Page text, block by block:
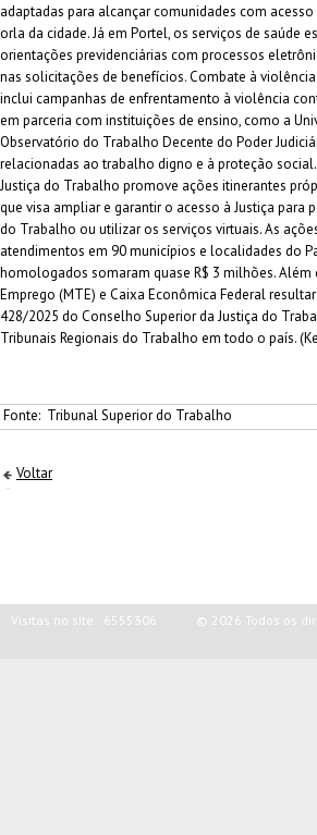
adaptadas para alcançar comunidades com
orla da cidade. Já em Portel, os serviços de saúde
orientações previdenciárias com processos
nas solicitações de benefícios. Combate à
inclui campanhas de enfrentamento à violência
em parceria com instituições de ensino, como a
Observatório do Trabalho Decente do Poder
relacionadas ao trabalho digno e à proteção
Justiça do Trabalho promove ações itinerantes
que visa ampliar e garantir o acesso à Justiça para
do Trabalho ou utilizar os serviços virtuais. As
atendimentos em 90 municípios e localidades do
homologados somaram quase R$ 3 milhões.
Emprego (MTE) e Caixa Econômica Federal
428/2025 do Conselho Superior da Justiça do
Tribunais Regionais do Trabalho em todo o país.
Fonte: Tribunal Superior do Trabalho
Voltar
Visitas no site: 6555306 © 2026 Todos os